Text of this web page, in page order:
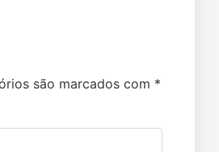
são marcados com *